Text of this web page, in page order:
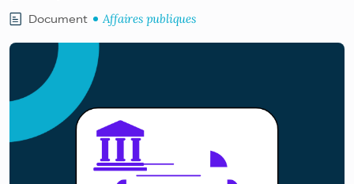
Document Affaires publiques